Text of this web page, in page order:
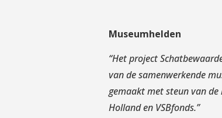
Museumhelden
“Het project
van de samenwerkende
gemaakt met steun van de
Holland en VSBfonds.”